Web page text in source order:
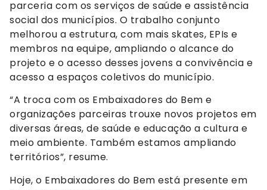
parceria com os serviços de saúde e assistência
social dos municípios. O trabalho conjunto
melhorou a estrutura, com mais skates, EPIs e
membros na equipe, ampliando o alcance do
projeto e o acesso desses jovens a convivência e
acesso a espaços coletivos do município.
“A troca com os Embaixadores do Bem e
organizações parceiras trouxe novos projetos em
diversas áreas, de saúde e educação a cultura e
meio ambiente. Também estamos ampliando
territórios”, resume.
Hoje, o Embaixadores do Bem está presente em